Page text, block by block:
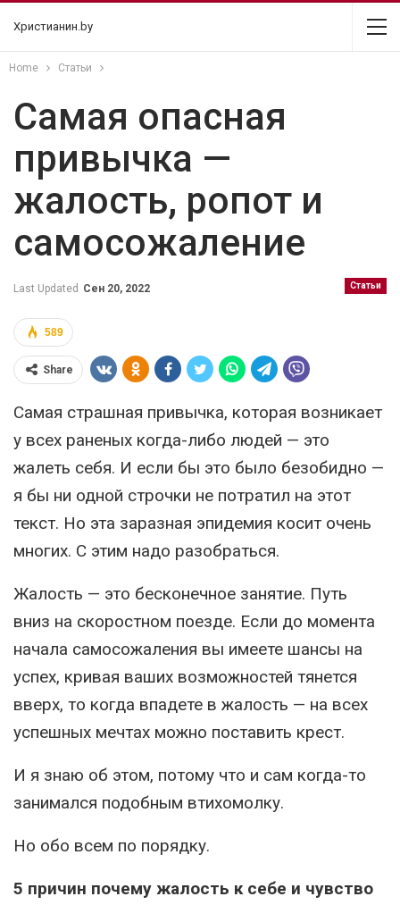
Христианин.by
Home Статьи
Самая опасная
привычка —
жалость, ропот и
самосожаление
Статьи
Last Updated Сен 20, 2022
589
Share
Самая страшная привычка, которая возникает
у всех раненых когда-либо людей — это
жалеть себя. И если бы это было безобидно —
я бы ни одной строчки не потратил на этот
текст. Но эта заразная эпидемия косит очень
многих. С этим надо разобраться.
Жалость — это бесконечное занятие. Путь
вниз на скоростном поезде. Если до момента
начала самосожаления вы имеете шансы на
успех, кривая ваших возможностей тянется
вверх, то когда впадете в жалость — на всех
успешных мечтах можно поставить крест.
И я знаю об этом, потому что и сам когда-то
занимался подобным втихомолку.
Но обо всем по порядку.
5 причин почему жалость к себе и чувство